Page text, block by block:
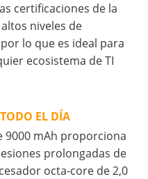
certificaciones de la
niveles de
lo que es ideal para
ecosistema de TI
EL DÍA
9000 mAh proporciona
prolongadas de
octa-core de 2,0